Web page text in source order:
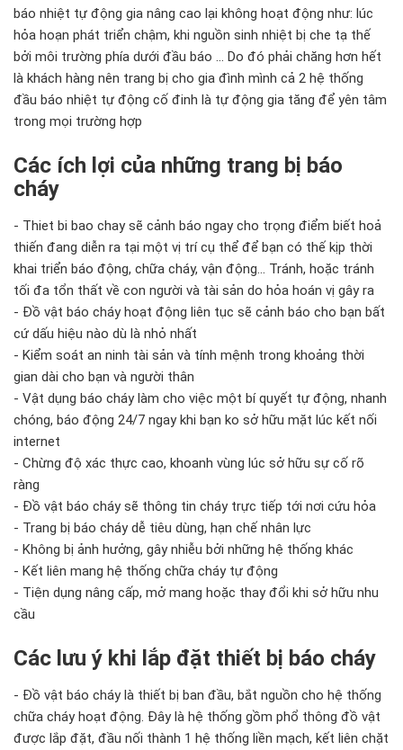
báo nhiệt tự động gia nâng cao lại không hoạt động như: lúc
hỏa hoạn phát triển chậm, khi nguồn sinh nhiệt bị che tạ thế
bởi môi trường phía dưới đầu báo ... Do đó phải chăng hơn hết
là khách hàng nên trang bị cho gia đình mình cả 2 hệ thống
đầu báo nhiệt tự động cố đinh là tự động gia tăng để yên tâm
trong mọi trường hợp
Các ích lợi của những trang bị báo
cháy
- Thiet bi bao chay sẽ cảnh báo ngay cho trọng điểm biết hoả
thiến đang diễn ra tại một vị trí cụ thể để bạn có thế kịp thời
khai triển báo động, chữa cháy, vận động... Tránh, hoặc tránh
tối đa tổn thất về con người và tài sản do hỏa hoán vị gây ra
- Đồ vật báo cháy hoạt động liên tục sẽ cảnh báo cho bạn bất
cứ dấu hiệu nào dù là nhỏ nhất
- Kiểm soát an ninh tài sản và tính mệnh trong khoảng thời
gian dài cho bạn và người thân
- Vật dụng báo cháy làm cho việc một bí quyết tự động, nhanh
chóng, báo động 24/7 ngay khi bạn ko sở hữu mặt lúc kết nối
internet
- Chừng độ xác thực cao, khoanh vùng lúc sở hữu sự cố rõ
ràng
- Đồ vật báo cháy sẽ thông tin cháy trực tiếp tới nơi cứu hỏa
- Trang bị báo cháy dễ tiêu dùng, hạn chế nhân lực
- Không bị ảnh hưởng, gây nhiễu bởi những hệ thống khác
- Kết liên mang hệ thống chữa cháy tự động
- Tiện dụng nâng cấp, mở mang hoặc thay đổi khi sở hữu nhu
cầu
Các lưu ý khi lắp đặt thiết bị báo cháy
- Đồ vật báo cháy là thiết bị ban đầu, bắt nguồn cho hệ thống
chữa cháy hoạt động. Đây là hệ thống gồm phổ thông đồ vật
được lắp đặt, đầu nối thành 1 hệ thống liền mạch, kết liên chặt